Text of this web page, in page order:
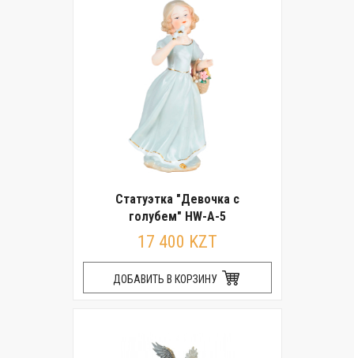
Статуэтка "Девочка с
голубем" HW-A-5
17 400 KZT
ДОБАВИТЬ В КОРЗИНУ